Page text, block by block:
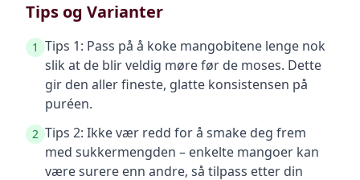
Tips og Varianter
1 Tips 1: Pass på å koke mangobitene lenge nok
slik at de blir veldig møre før de moses. Dette
gir den aller fineste, glatte konsistensen på
puréen.
2 Tips 2: Ikke vær redd for å smake deg frem
med sukkermengden – enkelte mangoer kan
være surere enn andre, så tilpass etter din